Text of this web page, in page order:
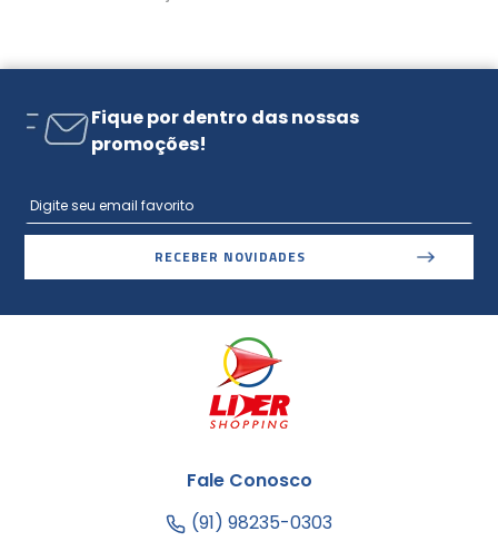
Fique por dentro das nossas
promoções!
RECEBER NOVIDADES
Fale Conosco
(91) 98235-0303